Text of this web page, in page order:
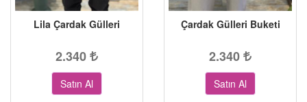
Lila Çardak Gülleri
2.340
Satın Al
Çardak Gülleri Buketi
2.340
Satın Al